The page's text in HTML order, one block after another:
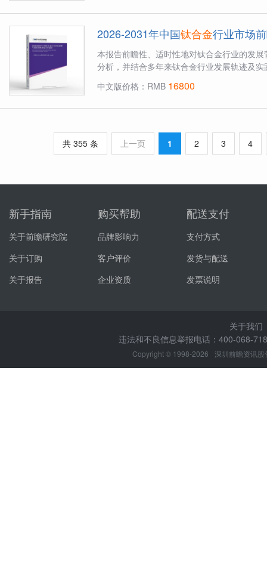
2026-2031年中国钛合金行业市场
本报告前瞻性、适时性地对钛合金行业的发
分析，并结合多年来钛合金行业发展轨迹及
中文版价格：RMB 16800
共 355 条 上一页 1 2 3 4
新手指南
关于前瞻研究院
关于订购
关于报告
购买帮助
品牌影响力
客户评价
企业资质
配送支付
支付方式
发货与配送
发票说明
关于我们
违法和不良信息举报电话：400-068-
Copyright © 1998-2026 深圳前瞻资讯股